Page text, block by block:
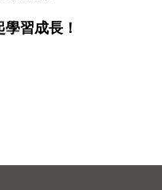
習成長！